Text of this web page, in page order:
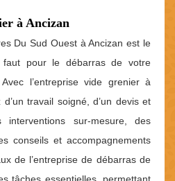
à Ancizan
Du Sud Ouest à Ancizan est le
faut pour le débarras de votre
l’entreprise vide grenier à
travail soigné, d’un devis et
interventions sur-mesure, des
conseils et accompagnements
de l’entreprise de débarras de